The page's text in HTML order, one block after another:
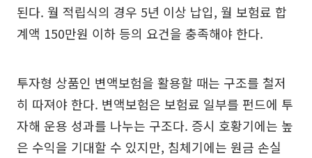
된다. 월 적립식의 경우 5년 이상 납입, 월 보험료 합
계액 150만원 이하 등의 요건을 충족해야 한다.
투자형 상품인 변액보험을 활용할 때는 구조를 철저
히 따져야 한다. 변액보험은 보험료 일부를 펀드에 투
자해 운용 성과를 나누는 구조다. 증시 호황기에는 높
은 수익을 기대할 수 있지만, 침체기에는 원금 손실